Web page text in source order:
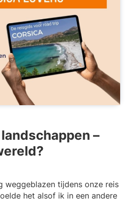
–
weggeblazen tijdens onze reis
het alsof ik in een andere